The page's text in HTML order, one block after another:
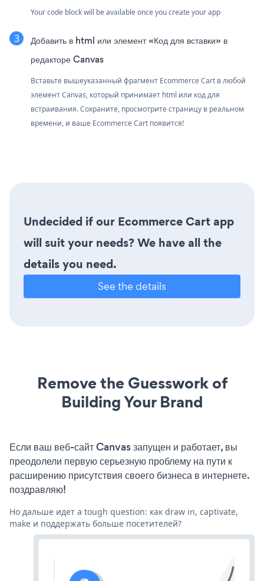
Your code block will be available once you create your app
Добавить в html или элемент «Код для вставки» в
редакторе Canvas
Вставьте вышеуказанный фрагмент Ecommerce Cart в любой
элемент Canvas, который принимает html или код для
встраивания. Сохраните, просмотрите страницу в реальном
времени, и ваше Ecommerce Cart появится!
Undecided if our Ecommerce Cart app
will suit your needs? We have all the
details you need.
See the details
Remove the Guesswork of
Building Your Brand
Если ваш веб-сайт Canvas запущен и работает, вы
преодолели первую серьезную проблему на пути к
расширению присутствия своего бизнеса в интернете.
поздравляю!
Но дальше идет a tough question: как draw in, captivate,
make и поддержать больше посетителей?